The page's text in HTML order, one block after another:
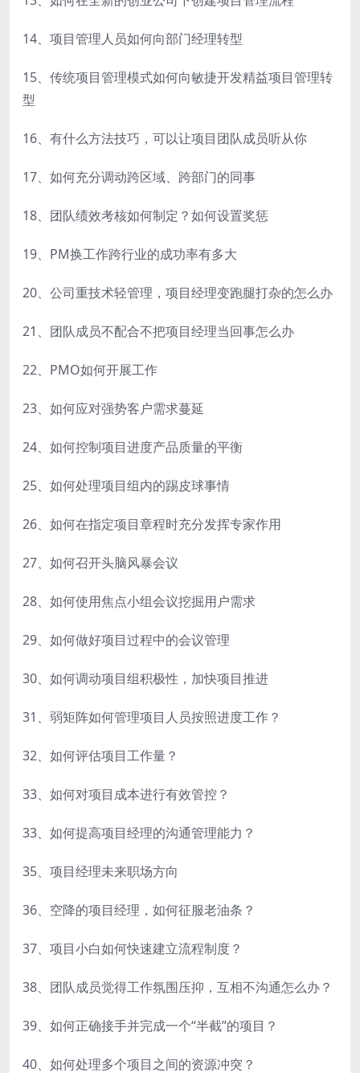
14、项目管理人员如何向部门经理转型
15、传统项目管理模式如何向敏捷开发精益项目管理转
型
16、有什么方法技巧，可以让项目团队成员听从你
17、如何充分调动跨区域、跨部门的同事
18、团队绩效考核如何制定？如何设置奖惩
19、PM换工作跨行业的成功率有多大
20、公司重技术轻管理，项目经理变跑腿打杂的怎么办
21、团队成员不配合不把项目经理当回事怎么办
22、PMO如何开展工作
23、如何应对强势客户需求蔓延
24、如何控制项目进度产品质量的平衡
25、如何处理项目组内的踢皮球事情
26、如何在指定项目章程时充分发挥专家作用
27、如何召开头脑风暴会议
28、如何使用焦点小组会议挖掘用户需求
29、如何做好项目过程中的会议管理
30、如何调动项目组积极性，加快项目推进
31、弱矩阵如何管理项目人员按照进度工作？
32、如何评估项目工作量？
33、如何对项目成本进行有效管控？
33、如何提高项目经理的沟通管理能力？
35、项目经理未来职场方向
36、空降的项目经理，如何征服老油条？
37、项目小白如何快速建立流程制度？
38、团队成员觉得工作氛围压抑，互相不沟通怎么办？
39、如何正确接手并完成一个“半截”的项目？
40、如何处理多个项目之间的资源冲突？